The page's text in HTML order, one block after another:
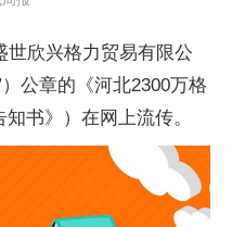
世欣兴格力贸易有限公
公章的《河北2300万格
书》）在网上流传。